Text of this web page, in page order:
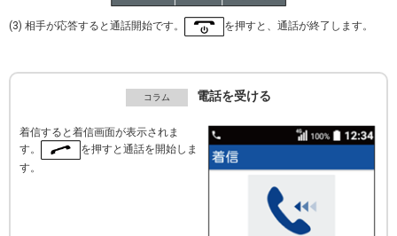
(3) 相手が応答すると通話開始です。 を押すと、通話が終了します。
電話を受ける
着信すると着信画面が表示されま
す。
を押すと通話を開始しま
す。